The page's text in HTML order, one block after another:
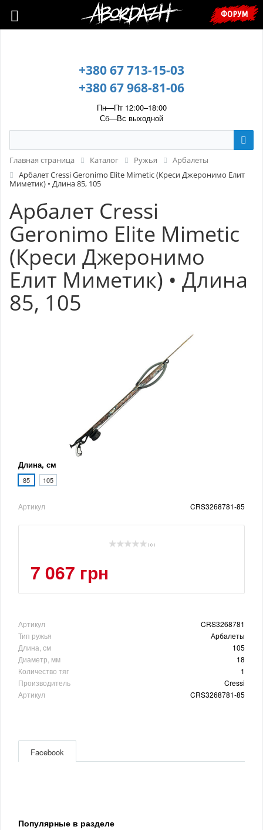
🇺🇦 У зв’язку з воєнним станом, прохання уточнювати ціну та
наявність у менеджера. 🇺🇦
+380 67 713-15-03
+380 67 968-81-06
Пн—Пт 12:00–18:00
Сб—Вс выходной
ФОРУМ
Главная страница Каталог Ружья
Арбалеты
Арбалет Cressi Geronimo Elite Mimetic (Креси Джеронимо Елит
Миметик) • Длина 85, 105
Арбалет Cressi
Geronimo Elite Mimetic
(Креси Джеронимо
Елит Миметик) • Длина
85, 105
Длина, см
85 105
Артикул CRS3268781-85
( 0 )
7 067 грн
Артикул
CRS3268781
Тип ружья
Арбалеты
Длина, см
105
Диаметр, мм
18
Количество тяг
1
Производитель
Cressi
Артикул
CRS3268781-85
Facebook
Популярные в разделе